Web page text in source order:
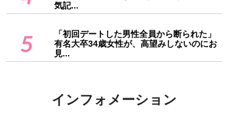
気記...
5
「初回デートした男性全員から断られた」
有名大卒34歳女性が、高望みしないのにお
見...
インフォメーション